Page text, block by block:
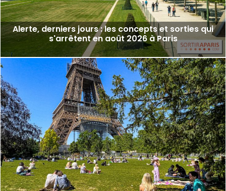
Alerte, derniers jours : les concepts et sorties qui
s'arrêtent en août 2026 à Paris